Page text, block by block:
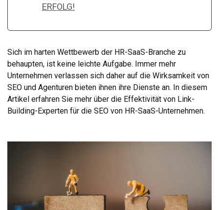
ERFOLG!
Sich im harten Wettbewerb der HR-SaaS-Branche zu
behaupten, ist keine leichte Aufgabe. Immer mehr
Unternehmen verlassen sich daher auf die Wirksamkeit von
SEO und Agenturen bieten ihnen ihre Dienste an. In diesem
Artikel erfahren Sie mehr über die Effektivität von Link-
Building-Experten für die SEO von HR-SaaS-Unternehmen.